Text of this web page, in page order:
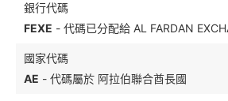
銀行代碼
FEXE - 代碼已分配給 AL FARDAN
國家代碼
AE - 代碼屬於 阿拉伯聯合酋長國